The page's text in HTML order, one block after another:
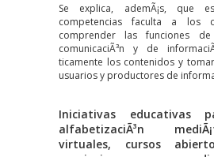
Se explica, ademÃ¡s, que
competencias faculta a los
comprender las funciones
comunicaciÃ³n y de
ticamente los contenidos y
usuarios y productores de
Iniciativas educativas
alfabetizaciÃ³n
virtuales, cursos